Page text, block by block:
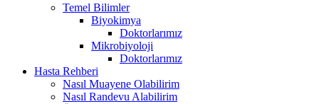
Temel Bilimler
Biyokimya
Doktorlarımız
Mikrobiyoloji
Doktorlarımız
Hasta Rehberi
Nasıl Muayene Olabilirim
Nasıl Randevu Alabilirim